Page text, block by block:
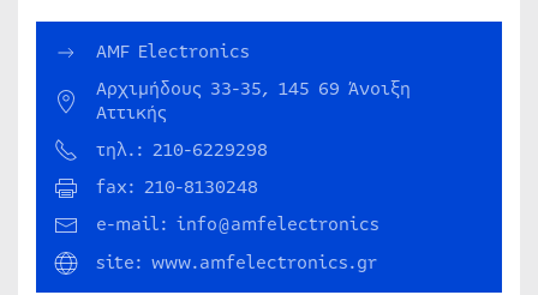
AMF Electronics
Αρχιμήδους 33-35, 145 69 Άνοιξη
Αττικής
τηλ.: 210-6229298
fax: 210-8130248
e-mail: info@amfelectronics
site: www.amfelectronics.gr